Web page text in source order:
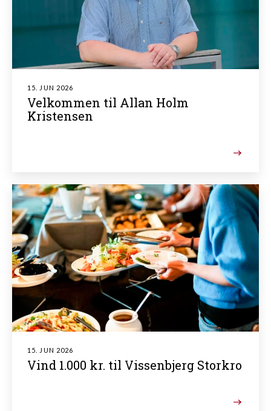
15. JUN 2026
Velkommen til Allan Holm
Kristensen
15. JUN 2026
Vind 1.000 kr. til Vissenbjerg Storkro